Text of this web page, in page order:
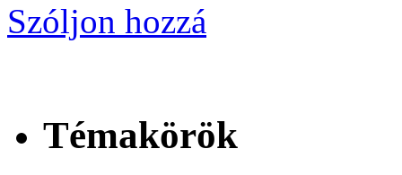
Szóljon hozzá
Témakörök